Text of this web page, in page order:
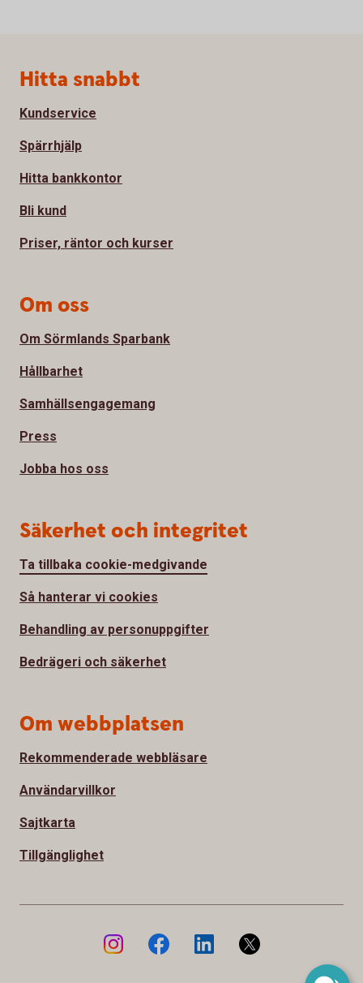
Sidfot
Hitta snabbt
Kundservice
Spärrhjälp
Hitta bankkontor
Bli kund
Priser, räntor och kurser
Om oss
Om Sörmlands Sparbank
Hållbarhet
Samhällsengagemang
Press
Jobba hos oss
Säkerhet och integritet
Ta tillbaka cookie-medgivande
Så hanterar vi cookies
Behandling av personuppgifter
Bedrägeri och säkerhet
Om webbplatsen
Rekommenderade webbläsare
Användarvillkor
Sajtkarta
Tillgänglighet